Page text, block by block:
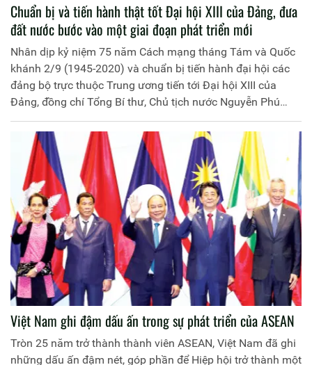
Chuẩn bị và tiến hành thật tốt Đại hội XIII của Đảng, đưa
đất nước bước vào một giai đoạn phát triển mới
Nhân dịp kỷ niệm 75 năm Cách mạng tháng Tám và Quốc
khánh 2/9 (1945-2020) và chuẩn bị tiến hành đại hội các
đảng bộ trực thuộc Trung ương tiến tới Đại hội XIII của
Đảng, đồng chí Tổng Bí thư, Chủ tịch nước Nguyễn Phú
Trọng, Trưởng Tiểu ban Văn kiện Đại hội XIII của Đảng, có
bài viết quan trọng với tiêu đề "Chuẩn bị và tiến hành thật
tốt Đại hội XIII của Đảng, đưa đất nước bước vào một giai
đoạn phát triển mới". Trang Thông tin điện tử Học viện
Chính trị Công an nhân dân trân trọng giới thiệu toàn văn
bài viết:
Việt Nam ghi đậm dấu ấn trong sự phát triển của ASEAN
Tròn 25 năm trở thành thành viên ASEAN, Việt Nam đã ghi
những dấu ấn đậm nét, góp phần để Hiệp hội trở thành một